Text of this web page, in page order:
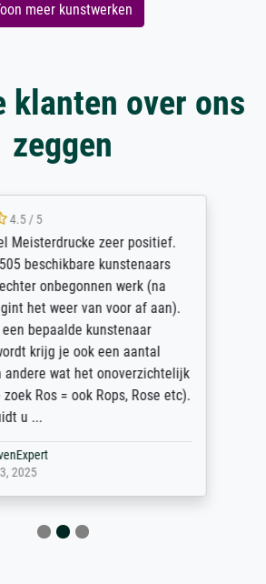
meer kunstwerken
klanten over ons
zeggen
4.5 / 5
Meisterdrucke zeer positief.
beschikbare kunstenaars
onbegonnen werk (na
het weer van voor af aan).
bepaalde kunstenaar
krijg je ook een aantal
andere wat het onoverzichtelijk
Ros = ook Rops, Rose etc).
u ...
2025